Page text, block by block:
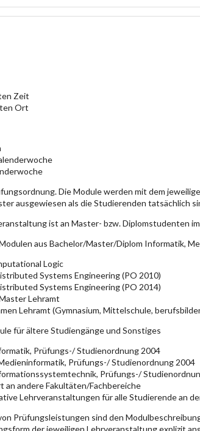
Zeit
Ort
Die Module werden mit dem
ausgewiesen als die Studierenden tatsächlich
ist an Master- bzw. Diplomstudenten
aus Bachelor/Master/Diplom Informatik,
Logic
Systems Engineering (PO 2010)
Systems Engineering (PO 2014)
Lehramt
Lehramt (Gymnasium, Mittelschule,
für ältere Studiengänge und Sonstiges
Prüfungs-/ Studienordnung 2004
Prüfungs-/ Studienordnung 2004
Prüfungs-/
an andere Fakultäten/Fachbereiche
Lehrveranstaltungen für alle Studierende an
Prüfungsleistungen sind den
der jeweiligen Lehrveranstaltung explizit